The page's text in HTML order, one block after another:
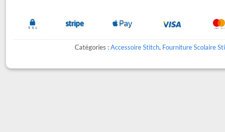
Catégories :Accessoire Stitch, Fourniture Scolaire